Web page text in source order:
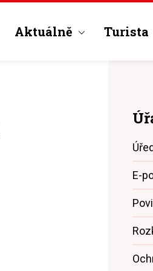
Aktuálně Turista
E-